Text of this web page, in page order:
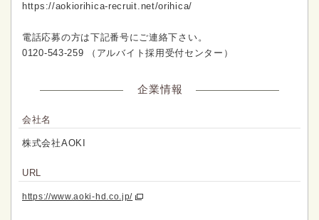
https://aokiorihica-recruit.net/orihica/
電話応募の方は下記番号にご連絡下さい。
0120-543-259 （アルバイト採用受付センター）
企業情報
会社名
株式会社AOKI
URL
https://www.aoki-hd.co.jp/